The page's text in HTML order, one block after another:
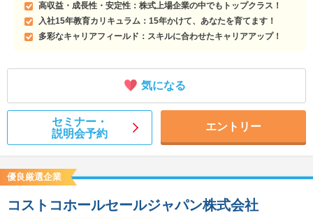
高収益・成長性・安定性：株式上場企業の中でもトップクラス！
入社15年教育カリキュラム：15年かけて、あなたを育てます！
多彩なキャリアフィールド：スキルに合わせたキャリアアップ！
気になる
セミナー・
説明会予約
エントリー
優良厳選企業
コストコホールセールジャパン株式会社